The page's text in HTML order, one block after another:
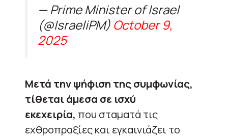
— Prime Minister of Israel
(@IsraeliPM) October 9,
2025
Μετά την ψήφιση της συμφωνίας,
τίθεται άμεσα σε ισχύ
εκεχειρία, που σταματά τις
εχθροπραξίες και εγκαινιάζει το